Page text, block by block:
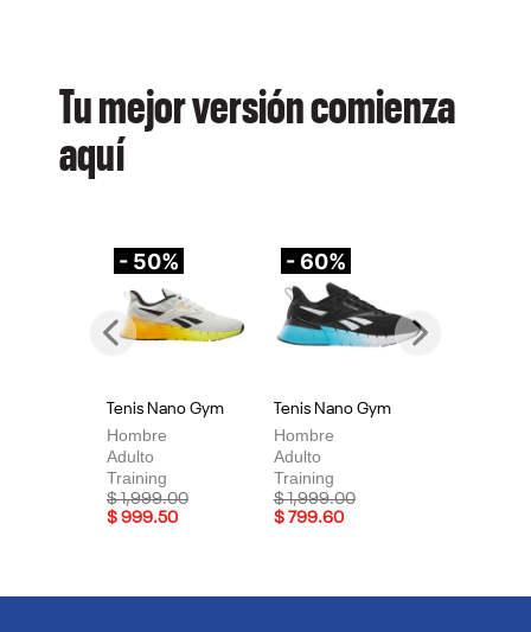
Tu mejor versión comienza
aquí
- 50%
Tenis Nano Gym
Hombre
Adulto
Training
Price reduced from
$ 1,999.00to
$ 999.50
- 60%
Tenis Nano Gym
Hombre
Adulto
Training
Price reduced from
$ 1,999.00to
$ 799.60
Previous